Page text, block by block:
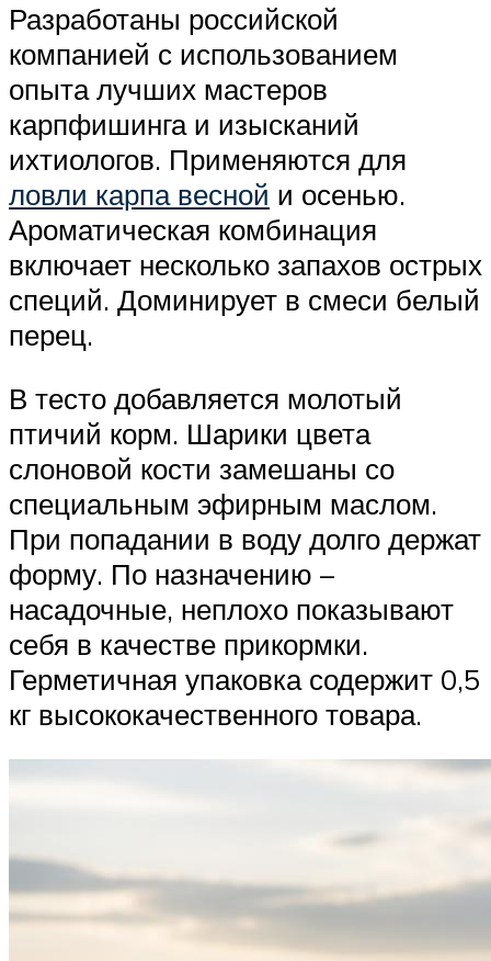
Разработаны российской
компанией с использованием
опыта лучших мастеров
карпфишинга и изысканий
ихтиологов. Применяются для
ловли карпа весной и осенью.
Ароматическая комбинация
включает несколько запахов острых
специй. Доминирует в смеси белый
перец.
В тесто добавляется молотый
птичий корм. Шарики цвета
слоновой кости замешаны со
специальным эфирным маслом.
При попадании в воду долго держат
форму. По назначению –
насадочные, неплохо показывают
себя в качестве прикормки.
Герметичная упаковка содержит 0,5
кг высококачественного товара.